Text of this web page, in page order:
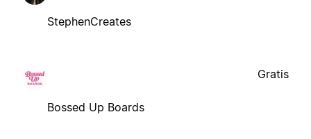
StephenCreates
Bossed Up Boards
Gratis